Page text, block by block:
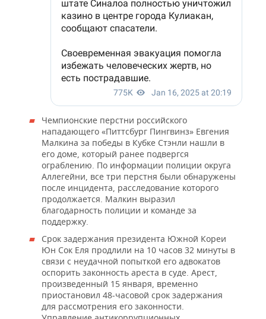
Чемпионские перстни российского
нападающего «Питтсбург Пингвинз» Евгения
Малкина за победы в Кубке Стэнли нашли в
его доме, который ранее подвергся
ограблению. По информации полиции округа
Аллегейни, все три перстня были обнаружены
после инцидента, расследование которого
продолжается. Малкин выразил
благодарность полиции и команде за
поддержку.
Срок задержания президента Южной Кореи
Юн Сок Еля продлили на 10 часов 32 минуты в
связи с неудачной попыткой его адвокатов
оспорить законность ареста в суде. Арест,
произведенный 15 января, временно
приостановил 48-часовой срок задержания
для рассмотрения его законности.